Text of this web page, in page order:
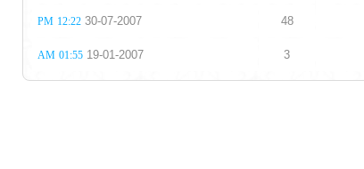
48
30-07-2007
12:22 PM
3
19-01-2007
01:55 AM